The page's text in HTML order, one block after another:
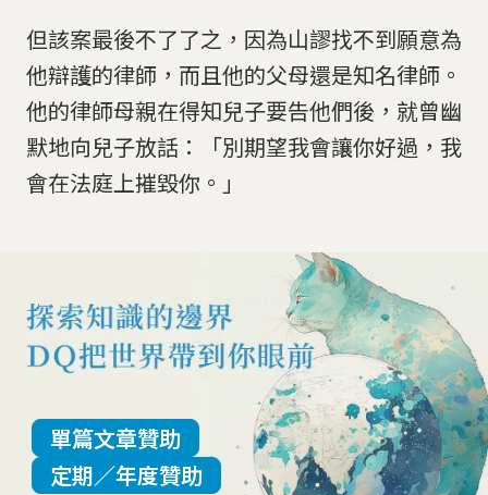
但該案最後不了了之，因為山謬找不到願意為
他辯護的律師，而且他的父母還是知名律師。
他的律師母親在得知兒子要告他們後，就曾幽
默地向兒子放話：「別期望我會讓你好過，我
會在法庭上摧毀你。」
單篇文章贊助
定期／年度贊助